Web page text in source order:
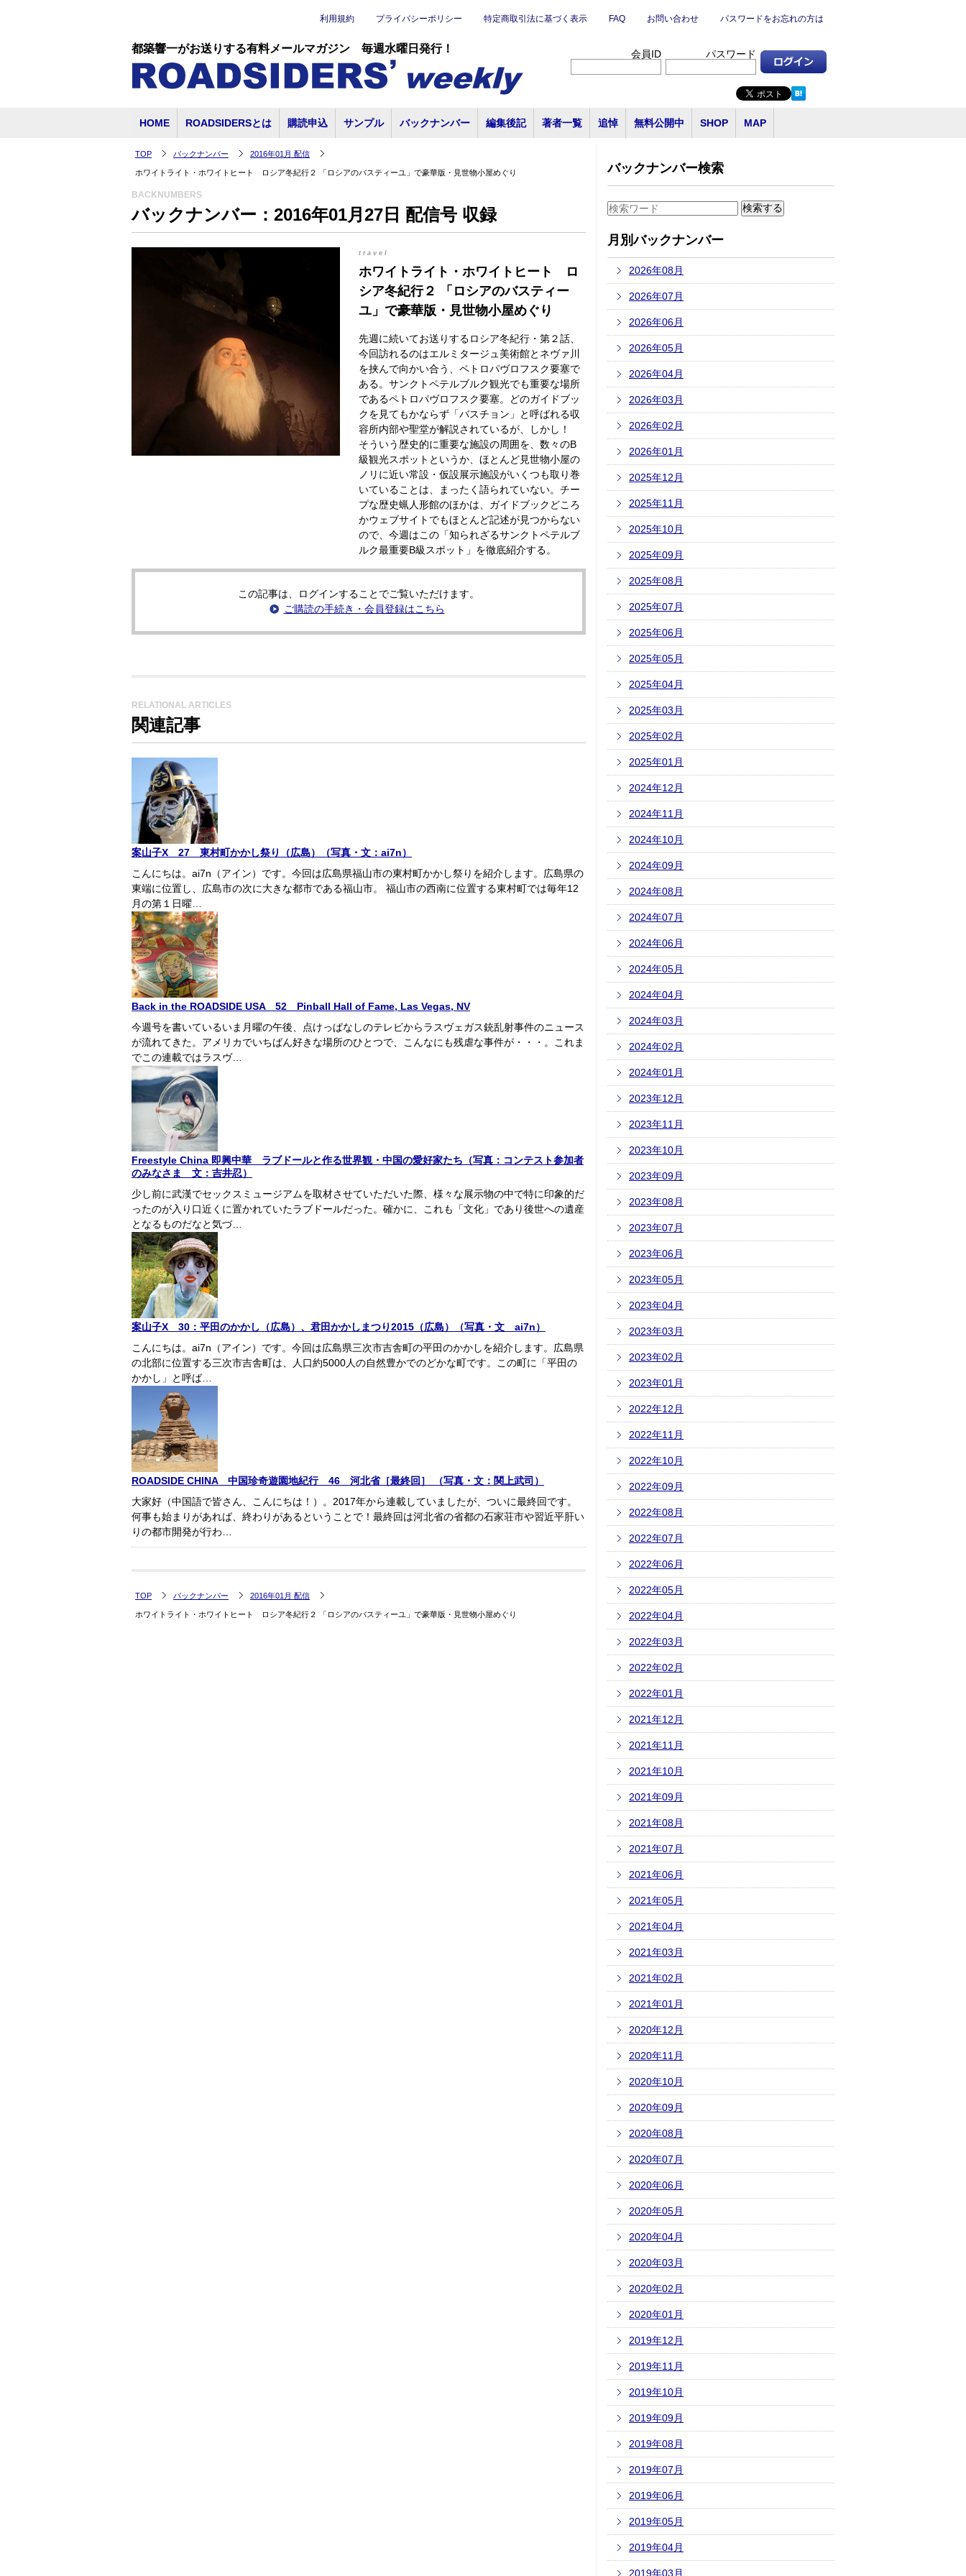
都築響一がお送りする有料メールマガジン 毎週水曜日発行！
利用規約 プライバシーポリシー 特定商取引法に基づく表示 FAQ お問い合わせ パスワードをお忘れの方は
会員ID パスワード
HOME ROADSIDERSとは 購読申込 サンプル バックナンバー 編集後記 著者一覧 追悼 無料公開中 SHOP MAP
TOP バックナンバー 2016年01月 配信
ホワイトライト・ホワイトヒート ロシア冬紀行２ 「ロシアのバスティーユ」で豪華版・見世物小屋めぐり
BACKNUMBERS
バックナンバー：2016年01月27日 配信号 収録
travel
ホワイトライト・ホワイトヒート ロ
シア冬紀行２ 「ロシアのバスティー
ユ」で豪華版・見世物小屋めぐり
先週に続いてお送りするロシア冬紀行・第２話、
今回訪れるのはエルミタージュ美術館とネヴァ川
を挟んで向かい合う、ペトロパヴロフスク要塞で
ある。サンクトペテルブルク観光でも重要な場所
であるペトロパヴロフスク要塞。どのガイドブッ
クを見てもかならず「バスチョン」と呼ばれる収
容所内部や聖堂が解説されているが、しかし！
そういう歴史的に重要な施設の周囲を、数々のB
級観光スポットというか、ほとんど見世物小屋の
ノリに近い常設・仮設展示施設がいくつも取り巻
いていることは、まったく語られていない。チー
プな歴史蝋人形館のほかは、ガイドブックどころ
かウェブサイトでもほとんど記述が見つからない
ので、今週はこの「知られざるサンクトペテルブ
ルク最重要B級スポット」を徹底紹介する。
この記事は、ログインすることでご覧いただけます。
ご購読の手続き・会員登録はこちら
RELATIONAL ARTICLES
関連記事
案山子X 27 東村町かかし祭り（広島）（写真・文：ai7n）
こんにちは。ai7n（アイン）です。今回は広島県福山市の東村町かかし祭りを紹介します。広島県の
東端に位置し、広島市の次に大きな都市である福山市。 福山市の西南に位置する東村町では毎年12
月の第１日曜…
Back in the ROADSIDE USA 52 Pinball Hall of Fame, Las Vegas, NV
今週号を書いているいま月曜の午後、点けっぱなしのテレビからラスヴェガス銃乱射事件のニュース
が流れてきた。アメリカでいちばん好きな場所のひとつで、こんなにも残虐な事件が・・・。これま
でこの連載ではラスヴ…
Freestyle China 即興中華 ラブドールと作る世界観・中国の愛好家たち（写真：コンテスト参加者
のみなさま 文：吉井忍）
少し前に武漢でセックスミュージアムを取材させていただいた際、様々な展示物の中で特に印象的だ
ったのが入り口近くに置かれていたラブドールだった。確かに、これも「文化」であり後世への遺産
となるものだなと気づ…
案山子X 30：平田のかかし（広島）、君田かかしまつり2015（広島）（写真・文 ai7n）
こんにちは。ai7n（アイン）です。今回は広島県三次市吉舎町の平田のかかしを紹介します。広島県
の北部に位置する三次市吉舎町は、人口約5000人の自然豊かでのどかな町です。この町に「平田の
かかし」と呼ば…
ROADSIDE CHINA 中国珍奇遊園地紀行 46 河北省［最終回］ （写真・文：関上武司）
大家好（中国語で皆さん、こんにちは！）。2017年から連載していましたが、ついに最終回です。
何事も始まりがあれば、終わりがあるということで！最終回は河北省の省都の石家荘市や習近平肝い
りの都市開発が行わ…
TOP バックナンバー 2016年01月 配信
ホワイトライト・ホワイトヒート ロシア冬紀行２ 「ロシアのバスティーユ」で豪華版・見世物小屋めぐり
バックナンバー検索
月別バックナンバー
2026年08月
2026年07月
2026年06月
2026年05月
2026年04月
2026年03月
2026年02月
2026年01月
2025年12月
2025年11月
2025年10月
2025年09月
2025年08月
2025年07月
2025年06月
2025年05月
2025年04月
2025年03月
2025年02月
2025年01月
2024年12月
2024年11月
2024年10月
2024年09月
2024年08月
2024年07月
2024年06月
2024年05月
2024年04月
2024年03月
2024年02月
2024年01月
2023年12月
2023年11月
2023年10月
2023年09月
2023年08月
2023年07月
2023年06月
2023年05月
2023年04月
2023年03月
2023年02月
2023年01月
2022年12月
2022年11月
2022年10月
2022年09月
2022年08月
2022年07月
2022年06月
2022年05月
2022年04月
2022年03月
2022年02月
2022年01月
2021年12月
2021年11月
2021年10月
2021年09月
2021年08月
2021年07月
2021年06月
2021年05月
2021年04月
2021年03月
2021年02月
2021年01月
2020年12月
2020年11月
2020年10月
2020年09月
2020年08月
2020年07月
2020年06月
2020年05月
2020年04月
2020年03月
2020年02月
2020年01月
2019年12月
2019年11月
2019年10月
2019年09月
2019年08月
2019年07月
2019年06月
2019年05月
2019年04月
2019年03月